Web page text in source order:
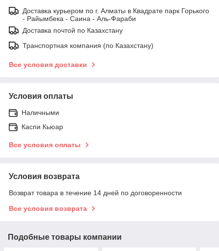
Доставка курьером по г. Алматы в Квадрате парк Горького
- Райымбека - Саина - Аль-Фараби
Доставка почтой по Казахстану
Транспортная компания (по Казахстану)
Все условия доставки
Условия оплаты
Наличными
Каспи Кьюар
Все условия оплаты
Условия возврата
Возврат товара в течение 14 дней по договоренности
Все условия возврата
Подобные товары компании